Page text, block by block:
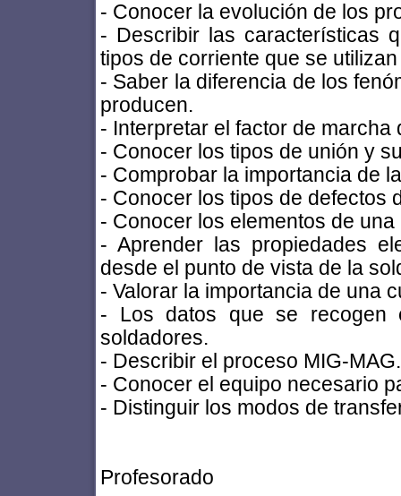
- Conocer la evolución de los
- Describir las características
tipos de corriente que se
- Saber la diferencia de los
producen.
- Interpretar el factor de marcha
- Conocer los tipos de unión y
- Comprobar la importancia de
- Conocer los tipos de defectos
- Conocer los elementos de una
- Aprender las propiedades
desde el punto de vista de la
- Valorar la importancia de una
- Los datos que se recogen
soldadores.
- Describir el proceso MIG-MAG.
- Conocer el equipo necesario
- Distinguir los modos de
Profesorado